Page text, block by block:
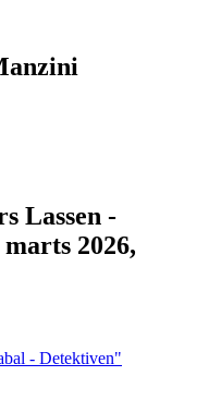
Lassen -
2026,